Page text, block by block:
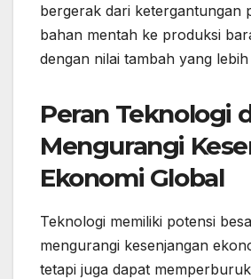
bergerak dari ketergantungan
bahan mentah ke produksi
dengan nilai tambah yang lebih
Peran Teknologi
Mengurangi
Ekonomi Global
Teknologi memiliki potensi
mengurangi kesenjangan
tetapi juga dapat